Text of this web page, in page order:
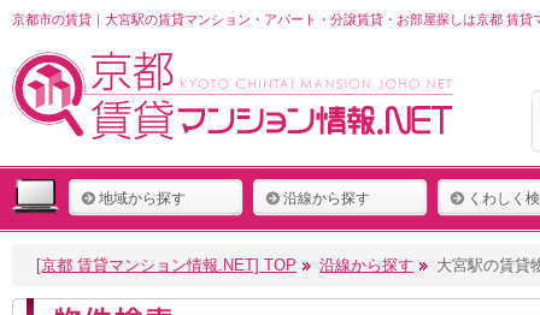
京都市の賃貸｜大宮駅の賃貸マンション・アパート・分譲賃貸・お部屋探しは京都 賃貸
地域から探す 沿線から探す くわしく
[京都 賃貸マンション情報.NET] TOP 沿線から探す 大宮駅の賃貸